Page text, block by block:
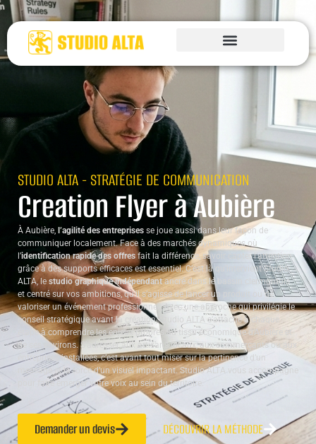
STUDIO ALTA - STRATÉGIE DE COMMUNICATION
Creation Flyer à Aubière
À Aubière, l’agilité des entreprises se joue aussi dans leur façon de
communiquer localement. Face à des marchés dynamiques où
l’identification rapide des offres fait la différence, savoir capter l’attention
grâce à des supports efficaces est essentiel. C’est là qu’intervient Studio
ALTA, le studio graphique indépendantancré dans le bassin clermontois
et centré sur vos ambitions, qu’il s’agisse de lancer un produit ou de
valoriser un événement professionnel. Avec une approche qui privilégie le
conseil stratégique avant la création, Studio ALTA s’attache à chaque
étape à comprendre les enjeux propres au tissu économique d’Aubière et
de ses environs. S’adresser aux artisans locaux, aux commerçants ou aux
entreprises installées, c’est avant tout miser sur la pertinence d’un
message et la force d’un visuel impactant. Studio ALTA vous accompagne
pour faire émerger votre voix au sein du territoire.
Demander un devis DÉCOUVRIR LA MÉTHODE